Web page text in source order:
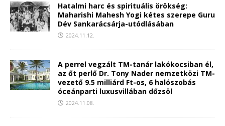
Hatalmi harc és spirituális örökség:
Maharishi Mahesh Yogi kétes szerepe Guru
Dév Sankarácsárja-utódlásában
2024.11.12.
A perrel vegzált TM-tanár lakókocsiban él,
az őt perlő Dr. Tony Nader nemzetközi TM-
vezető 9.5 milliárd Ft-os, 6 halószobás
óceánparti luxusvillában dőzsöl
2024.11.08.